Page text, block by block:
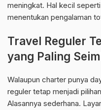
meningkat. Hal kecil
menentukan pengalaman
Travel Reguler
yang Paling
Walaupun charter punya
reguler tetap menjadi
Alasannya sederhana.